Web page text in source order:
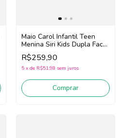
Maio Carol Infantil Teen
Menina Siri Kids Dupla Face
43099 Gummy (Rosa
/Marinho)
R$259,90
5 x de R$51,98 sem juros
Comprar